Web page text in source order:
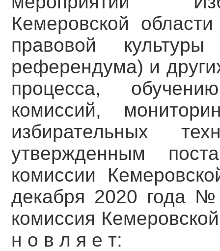
Кемеровской
правовой культуры
референдума) и
процесса,
комиссий,
избирательных
утвержденным
комиссии
декабря 2020 года №
комиссия
н о в л я е т: